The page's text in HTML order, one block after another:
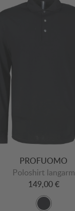
PROFUOMO
Poloshirt langarm
149,00 €